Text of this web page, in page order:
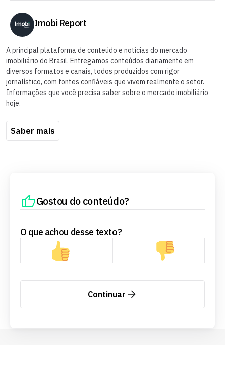
Imobi Report
A principal plataforma de conteúdo e notícias do mercado
imobiliário do Brasil. Entregamos conteúdos diariamente em
diversos formatos e canais, todos produzidos com rigor
jornalístico, com fontes confiáveis que vivem realmente o setor.
Informações que você precisa saber sobre o mercado imobiliário
hoje.
Saber mais
Gostou do conteúdo?
O que achou desse texto?
Continuar